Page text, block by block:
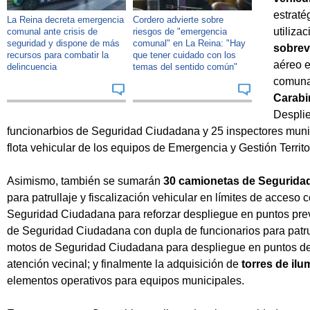
La Reina decreta emergencia
comunal ante crisis de
seguridad y dispone de más
recursos para combatir la
delincuencia
Cordero advierte sobre
riesgos de "emergencia
comunal" en La Reina: "Hay
que tener cuidado con los
temas del sentido común"
aéreo
funcionarbios de Seguridad Ciudadana y 25 inspectores
flota vehicular de los equipos de Emergencia y Gestión
Asimismo, también se sumarán 30 camionetas de
para patrullaje y fiscalización vehicular en límites de acceso
Seguridad Ciudadana para reforzar despliegue en puntos
de Seguridad Ciudadana con dupla de funcionarios para
motos de Seguridad Ciudadana para despliegue en puntos
atención vecinal; y finalmente la adquisición de torres de
elementos operativos para equipos municipales.